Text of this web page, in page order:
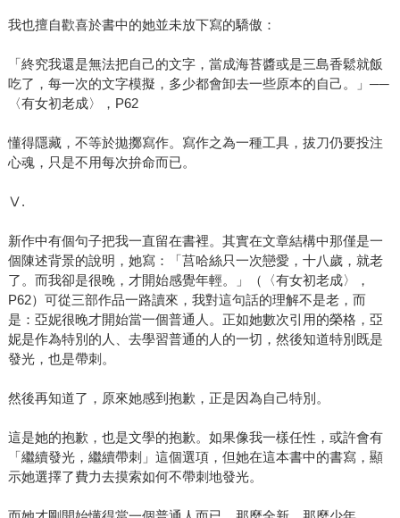
我也擅自歡喜於書中的她並未放下寫的驕傲：
「終究我還是無法把自己的文字，當成海苔醬或是三島香鬆就飯
吃了，每一次的文字模擬，多少都會卸去一些原本的自己。」──
〈有女初老成〉，P62
懂得隱藏，不等於拋擲寫作。寫作之為一種工具，拔刀仍要投注
心魂，只是不用每次拚命而已。
Ⅴ.
新作中有個句子把我一直留在書裡。其實在文章結構中那僅是一
個陳述背景的說明，她寫：「莒哈絲只一次戀愛，十八歲，就老
了。而我卻是很晚，才開始感覺年輕。」（〈有女初老成〉，
P62）可從三部作品一路讀來，我對這句話的理解不是老，而
是：亞妮很晚才開始當一個普通人。正如她數次引用的榮格，亞
妮是作為特別的人、去學習普通的人的一切，然後知道特別既是
發光，也是帶刺。
然後再知道了，原來她感到抱歉，正是因為自己特別。
這是她的抱歉，也是文學的抱歉。如果像我一樣任性，或許會有
「繼續發光，繼續帶刺」這個選項，但她在這本書中的書寫，顯
示她選擇了費力去摸索如何不帶刺地發光。